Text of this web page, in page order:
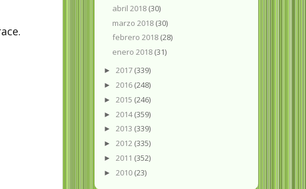
abril 2018 (30)
marzo 2018 (30)
febrero 2018 (28)
enero 2018 (31)
► 2017 (339)
► 2016 (248)
► 2015 (246)
► 2014(359)
► 2013 (339)
► 2012 (335)
► 2011 (352)
► 2010 (23)